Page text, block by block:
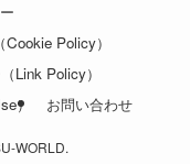
Policy）
Link Policy）
）
お問い合わせ
WORLD.